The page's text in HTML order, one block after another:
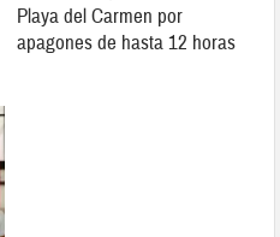
Playa del Carmen por
apagones de hasta 12 horas